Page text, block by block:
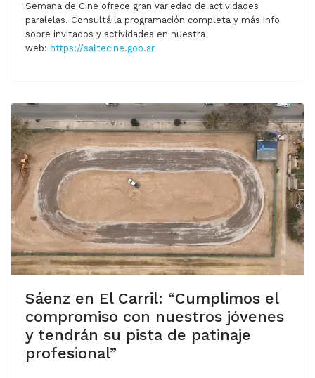
Semana de Cine ofrece gran variedad de actividades
paralelas. Consultá la programación completa y más info
sobre invitados y actividades en nuestra
web: https://saltecine.gob.ar
Sáenz en El Carril: “Cumplimos el
compromiso con nuestros jóvenes
y tendrán su pista de patinaje
profesional”